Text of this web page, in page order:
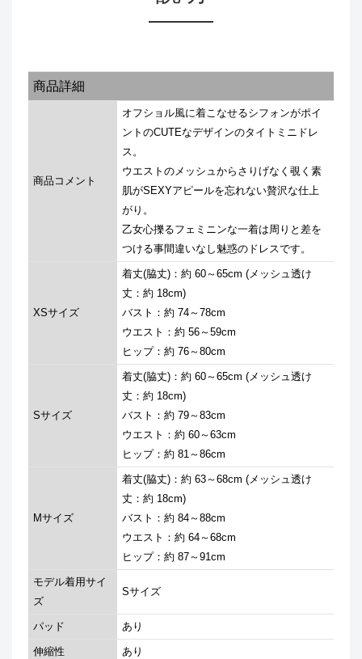
商品詳細
商品コメント
オフショル風に着こなせるシフォンがポイ
ントのCUTEなデザインのタイトミニドレ
ス。
ウエストのメッシュからさりげなく覗く素
肌がSEXYアピールを忘れない贅沢な仕上
がり。
乙女心擽るフェミニンな一着は周りと差を
つける事間違いなし魅惑のドレスです。
XSサイズ
着丈(脇丈)：約 60～65cm (メッシュ透け
丈：約 18cm)
バスト：約 74～78cm
ウエスト：約 56～59cm
ヒップ：約 76～80cm
Sサイズ
着丈(脇丈)：約 60～65cm (メッシュ透け
丈：約 18cm)
バスト：約 79～83cm
ウエスト：約 60～63cm
ヒップ：約 81～86cm
Mサイズ
着丈(脇丈)：約 63～68cm (メッシュ透け
丈：約 18cm)
バスト：約 84～88cm
ウエスト：約 64～68cm
ヒップ：約 87～91cm
モデル着用サイ
ズ
Sサイズ
パッド あり
伸縮性 あり